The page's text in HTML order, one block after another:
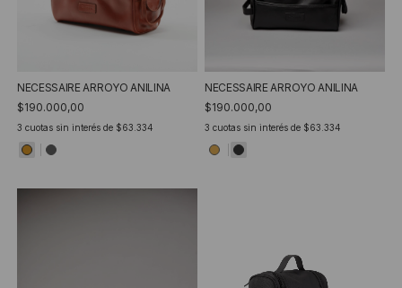
NECESSAIRE ARROYO ANILINA
$190.000,00
3 cuotas sin interés de $63.334
NECESSAIRE ARROYO ANILINA
$190.000,00
3 cuotas sin interés de $63.334